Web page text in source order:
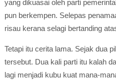
yang dikuasai oleh parti
pun berkempen. Selepas
risau kerana selagi bertanding
Tetapi itu cerita lama. Sejak dua
tersebut. Dua kali parti itu kalah
lagi menjadi kubu kuat mana-